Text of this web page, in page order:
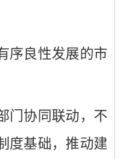
序良性发展的市
门协同联动，不
度基础，推动建